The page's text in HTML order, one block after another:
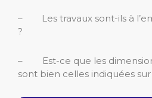
– Les travaux sont-ils à
?
– Est-ce que les
sont bien celles indiquées